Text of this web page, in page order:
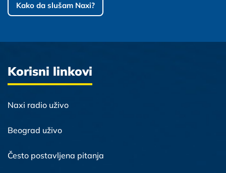
Kako da slušam Naxi?
Korisni linkovi
Naxi radio uživo
Beograd uživo
Često postavljena pitanja